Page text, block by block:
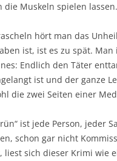
die Muskeln spielen lassen.
hört man das
ist, ist es zu spät.
Endlich den Täter
ist und der ganze
die zwei Seiten einer
ist jede Person, jeder
schon gar nicht
liest sich dieser Krimi wie